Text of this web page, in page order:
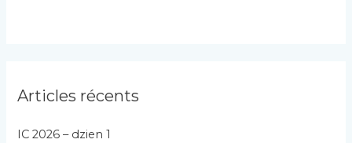
Articles récents
IC 2026 – dzien 1